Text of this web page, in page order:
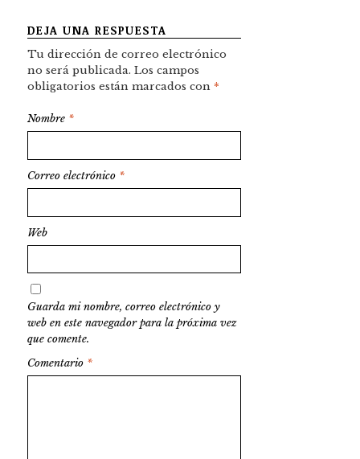
DEJA UNA RESPUESTA
Tu dirección de correo electrónico
no será publicada. Los campos
obligatorios están marcados con *
Nombre *
Correo electrónico *
Web
Guarda mi nombre, correo electrónico y
web en este navegador para la próxima vez
que comente.
Comentario *